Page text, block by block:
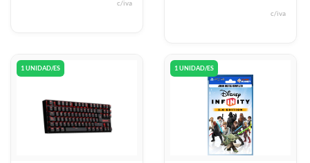
c/iva
c/iva
1 UNIDAD/ES 1 UNIDAD/ES